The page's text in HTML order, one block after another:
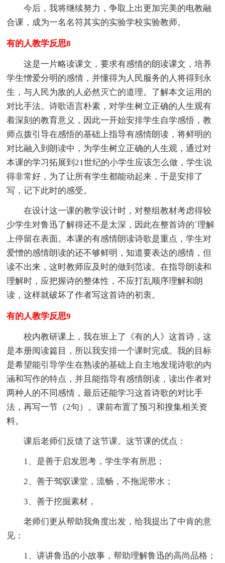
今后，我将继续努力，争取上出更加完美的电教融
合课，成为一名名符其实的实验学校实验教师。
有的人教学反思8
这是一片略读课文，要求有感情的朗读课文，培养
学生憎爱分明的感情，并懂得为人民服务的人将得到永
生，与人民为敌的人必然灭亡的道理。了解本文运用的
对比手法。诗歌语言朴素，对学生树立正确的人生观有
着深刻的教育意义，因此一开始安排学生自学感悟，教
师点拨引导在感悟的基础上指导有感情朗读，将鲜明的
对比融入到朗读中，为学生树立正确的人生观，通过对
本课的学习拓展到21世纪的小学生应该怎么做，学生说
得非常好，为了让所有学生都能动起来，于是安排了
写，记下此时的感受。
在设计这一课的教学设计时，对整组教材考虑得较
少学生对鲁迅了解得还不是太深，因此在整首诗的`理解
上停留在表面。本课的有感情朗读诗歌是重点，学生对
爱憎的感情朗读的还不够鲜明，知道要表达的感情，但
读不出来，这时教师应及时的做到范读。在指导朗读和
理解时，应把握诗的整体性，不应打乱顺序理解和朗
读，这样就破坏了作者写这首诗的初衷。
有的人教学反思9
校内教研课上，我在班上了《有的人》这首诗，这
是本册阅读篇目，所以我安排一个课时完成。我的目标
是希望能引导学生在熟读的基础上自主地发现诗歌的内
涵和写作的特点，并且能指导有感情朗读，读出作者对
两种人的不同感情，最后还能学习这首诗歌的对比手
法，再写一节（2句）。课前布置了预习和搜集相关资
料。
课后老师们反馈了这节课。这节课的优点：
1、是善于启发思考，学生学有所思；
2、善于驾驭课堂，流畅，不拖泥带水；
3、善于挖掘素材，
老师们更从帮助我角度出发，给我提出了中肯的意
见：
1、讲讲鲁迅的小故事，帮助理解鲁迅的高尚品格；